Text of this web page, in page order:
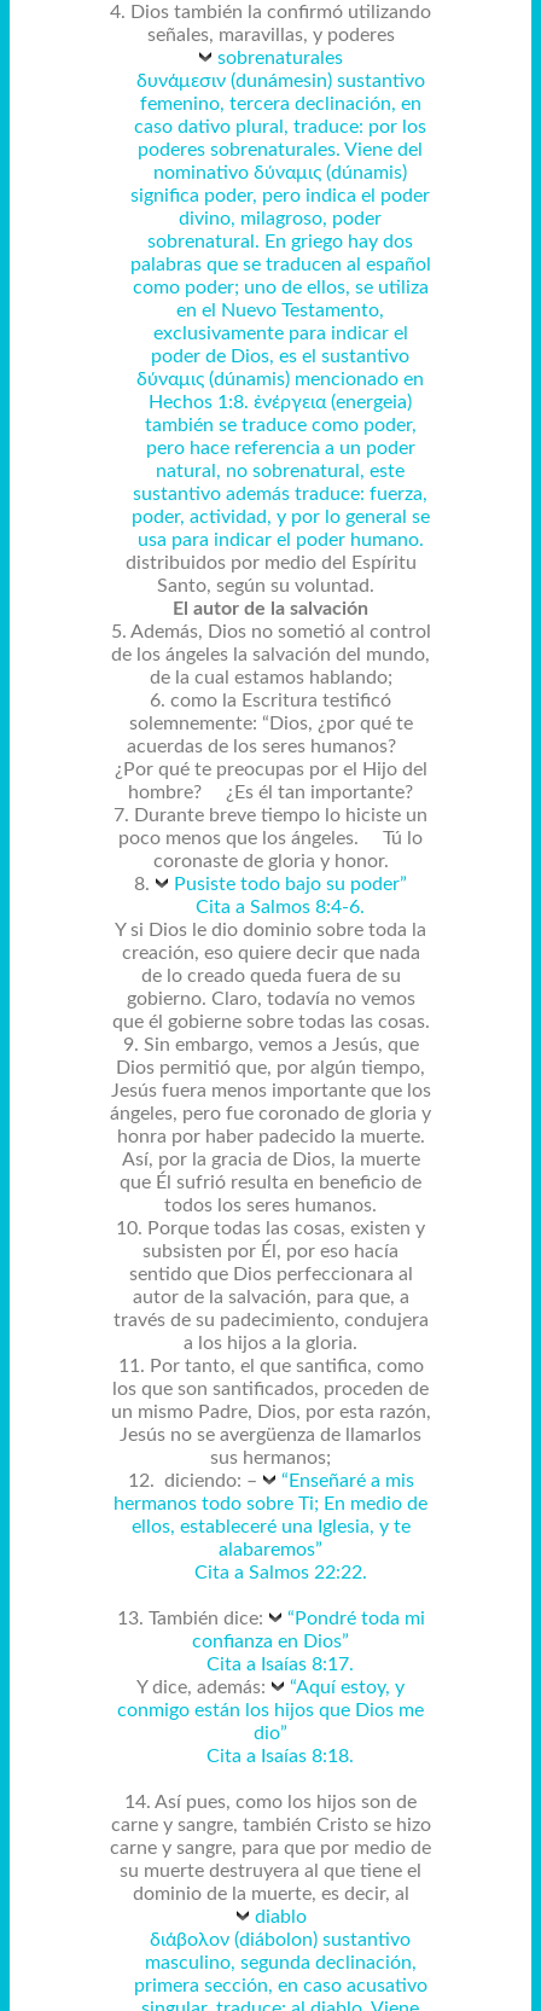
4. Dios también la confirmó utilizando
señales, maravillas, y poderes
sobrenaturales
δυνάμεσιν (dunámesin) sustantivo
femenino, tercera declinación, en
caso dativo plural, traduce: por los
poderes sobrenaturales. Viene del
nominativo δύναμις (dúnamis)
significa poder, pero indica el poder
divino, milagroso, poder
sobrenatural. En griego hay dos
palabras que se traducen al español
como poder; uno de ellos, se utiliza
en el Nuevo Testamento,
exclusivamente para indicar el
poder de Dios, es el sustantivo
δύναμις (dúnamis) mencionado en
Hechos 1:8. ἐνέργεια (energeia)
también se traduce como poder,
pero hace referencia a un poder
natural, no sobrenatural, este
sustantivo además traduce: fuerza,
poder, actividad, y por lo general se
usa para indicar el poder humano.
distribuidos por medio del Espíritu
Santo, según su voluntad.
El autor de la salvación
5. Además, Dios no sometió al control
de los ángeles la salvación del mundo,
de la cual estamos hablando;
6. como la Escritura testificó
solemnemente: “Dios, ¿por qué te
acuerdas de los seres humanos?
¿Por qué te preocupas por el Hijo del
hombre? ¿Es él tan importante?
7. Durante breve tiempo lo hiciste un
poco menos que los ángeles. Tú lo
coronaste de gloria y honor.
8.
Pusiste todo bajo su poder”
Cita a Salmos 8:4-6.
Y si Dios le dio dominio sobre toda la
creación, eso quiere decir que nada
de lo creado queda fuera de su
gobierno. Claro, todavía no vemos
que él gobierne sobre todas las cosas.
9. Sin embargo, vemos a Jesús, que
Dios permitió que, por algún tiempo,
Jesús fuera menos importante que los
ángeles, pero fue coronado de gloria y
honra por haber padecido la muerte.
Así, por la gracia de Dios, la muerte
que Él sufrió resulta en beneficio de
todos los seres humanos.
10. Porque todas las cosas, existen y
subsisten por Él, por eso hacía
sentido que Dios perfeccionara al
autor de la salvación, para que, a
través de su padecimiento, condujera
a los hijos a la gloria.
11. Por tanto, el que santifica, como
los que son santificados, proceden de
un mismo Padre, Dios, por esta razón,
Jesús no se avergüenza de llamarlos
sus hermanos;
12. diciendo: –
“Enseñaré a mis
hermanos todo sobre Ti; En medio de
ellos, estableceré una Iglesia, y te
alabaremos”
Cita a Salmos 22:22.
13. También dice:
“Pondré toda mi
confianza en Dios”
Cita a Isaías 8:17.
Y dice, además:
“Aquí estoy, y
conmigo están los hijos que Dios me
dio”
Cita a Isaías 8:18.
14. Así pues, como los hijos son de
carne y sangre, también Cristo se hizo
carne y sangre, para que por medio de
su muerte destruyera al que tiene el
dominio de la muerte, es decir, al
diablo
διάβολον (diábolon) sustantivo
masculino, segunda declinación,
primera sección, en caso acusativo